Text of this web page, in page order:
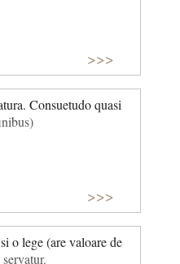
>>>
Consuetudo quasi
>>>
o lege (are valoare de